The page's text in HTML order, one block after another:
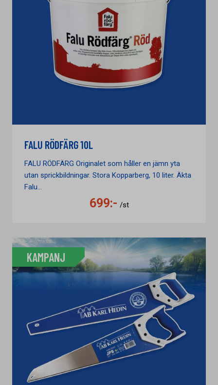
FALU RÖDFÄRG 10L
FALU RÖDFÄRG Originalet som håller en jämn yta
utan sprickbildningar. Stora Kopparberg, 10 liter. Äkta
Falu...
699:- /st
KAMPANJ